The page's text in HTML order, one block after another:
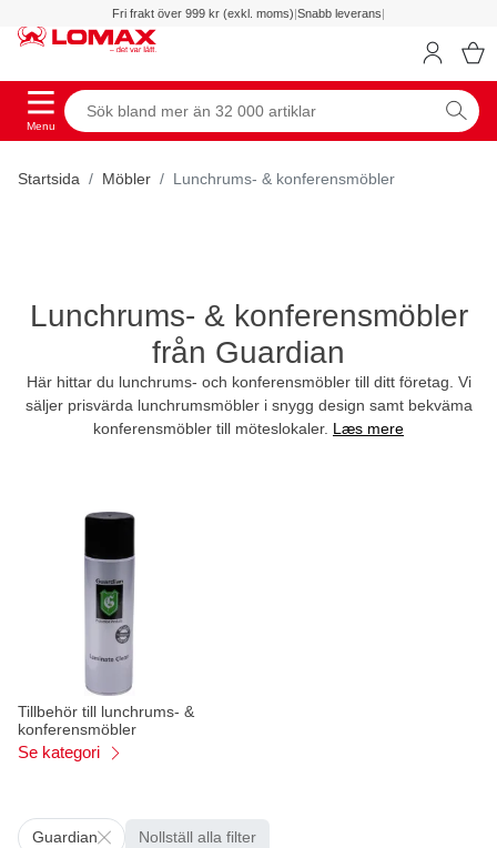
Fri frakt över 999 kr (exkl. moms)|Snabb leverans|
Menu
Startsida Möbler Lunchrums- & konferensmöbler
Lunchrums- & konferensmöbler
från Guardian
Här hittar du lunchrums- och konferensmöbler till ditt företag. Vi
säljer prisvärda lunchrumsmöbler i snygg design samt bekväma
konferensmöbler till möteslokaler. Læs mere
Tillbehör till lunchrums- &
konferensmöbler
Se kategori
Guardian Nollställ alla filter